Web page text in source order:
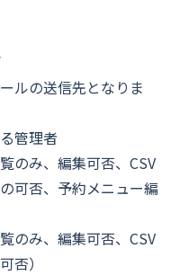
ルの送信先となりま
管理者
のみ、編集可否、CSV
可否、予約メニュー編
のみ、編集可否、CSV
否）